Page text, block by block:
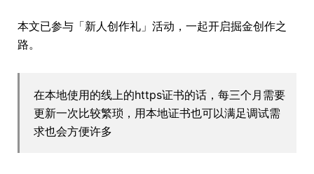
本文已参与「新人创作礼」活动，一起开启掘金创作之
路。
在本地使用的线上的https证书的话，每三个月需要
更新一次比较繁琐，用本地证书也可以满足调试需
求也会方便许多